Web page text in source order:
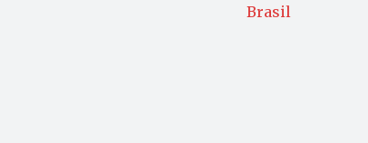
Brasil